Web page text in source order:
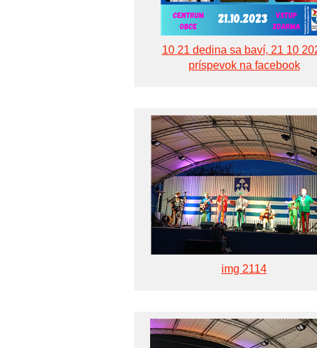
10 21 dedina sa baví, 21 10
príspevok na facebook
img 2114